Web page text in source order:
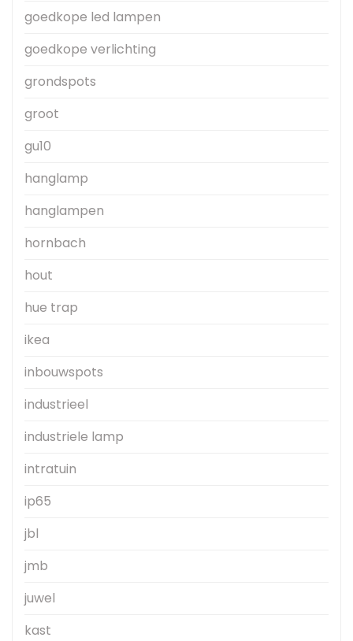
goedkope led lampen
goedkope verlichting
grondspots
groot
gu10
hanglamp
hanglampen
hornbach
hout
hue trap
ikea
inbouwspots
industrieel
industriele lamp
intratuin
ip65
jbl
jmb
juwel
kast